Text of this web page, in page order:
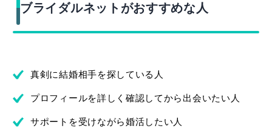
ブライダルネットがおすすめな人
真剣に結婚相手を探している人
プロフィールを詳しく確認してから出会いたい人
サポートを受けながら婚活したい人